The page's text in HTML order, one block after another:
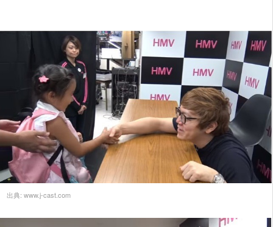
出典: www.j-cast.com